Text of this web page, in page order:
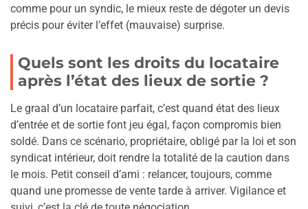
comme pour un syndic, le mieux reste de dégoter un devis
précis pour éviter l’effet (mauvaise) surprise.
Quels sont les droits du locataire
après l’état des lieux de sortie ?
Le graal d’un locataire parfait, c’est quand état des lieux
d’entrée et de sortie font jeu égal, façon compromis bien
soldé. Dans ce scénario, propriétaire, obligé par la loi et son
syndicat intérieur, doit rendre la totalité de la caution dans
le mois. Petit conseil d’ami : relancer, toujours, comme
quand une promesse de vente tarde à arriver. Vigilance et